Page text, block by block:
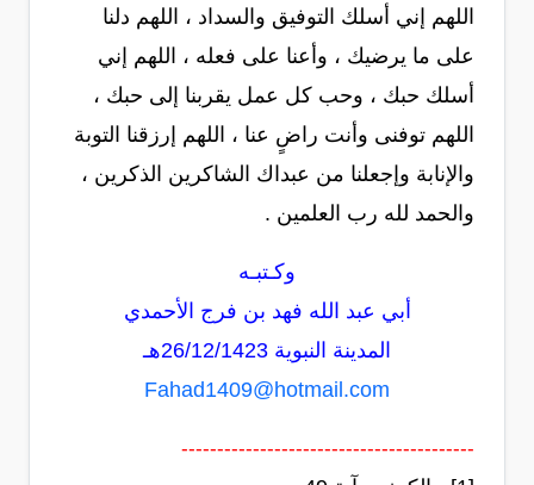
اللهم إني أسلك التوفيق والسداد ، اللهم دلنا
على ما يرضيك ، وأعنا على فعله ، اللهم إني
أسلك حبك ، وحب كل عمل يقربنا إلى حبك ،
اللهم توفنى وأنت راضٍ عنا ، اللهم إرزقنا التوبة
والإنابة وإجعلنا من عبداك الشاكرين الذكرين ،
والحمد لله رب العلمين .
وكـتبـه
أبي عبد الله فهد بن فرج الأحمدي
المدينة النبوية 26/12/1423هـ
Fahad1409@hotmail.com
-----------------------------------------